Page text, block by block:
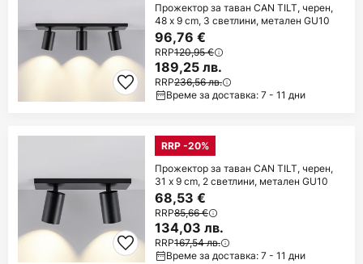
Прожектор за таван CAN TILT, черен,
48 x 9 cm, 3 светлини, метален GU10
96,76 €
RRP120,95 €
189,25 лв.
RRP236,56 лв.
Време за доставка: 7 - 11 дни
RRP -20%
Прожектор за таван CAN TILT, черен,
31 x 9 cm, 2 светлини, метален GU10
68,53 €
RRP85,66 €
134,03 лв.
RRP167,54 лв.
Време за доставка: 7 - 11 дни